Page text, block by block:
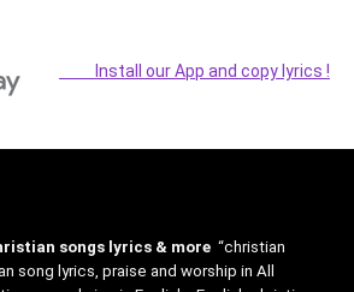
Install our App and copy lyrics !
songs lyrics & more “christian
song lyrics, praise and worship in All